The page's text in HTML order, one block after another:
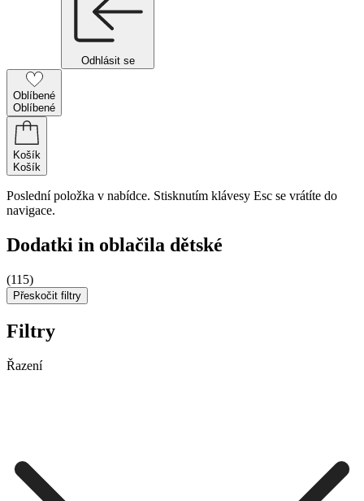
Odhlásit se
Oblíbené
Oblíbené
Košík
Košík
Poslední položka v nabídce. Stisknutím klávesy Esc se vrátíte do
navigace.
Dodatki in oblačila dětské
(115)
Přeskočit filtry
Filtry
Řazení